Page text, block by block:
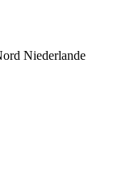
Niederlande